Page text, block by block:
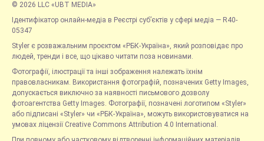
© 2026 LLC «UBT MEDIA»
Ідентифікатор онлайн-медіа в Реєстрі суб’єктів у сфері медіа — R40-
05347
Styler є розважальним проєктом «РБК-Україна», який розповідає про
людей, тренди і все, що цікаво читати поза новинами.
Фотографії, ілюстрації та інші зображення належать їхнім
правовласникам. Використання фотографій, позначених Getty Images,
допускається виключно за наявності письмового дозволу
фотоагентства Getty Images. Фотографії, позначені логотипом «Styler»
або підписані «Styler» чи «РБК-Україна», можуть використовуватися на
умовах ліцензії Creative Commons Attribution 4.0 International.